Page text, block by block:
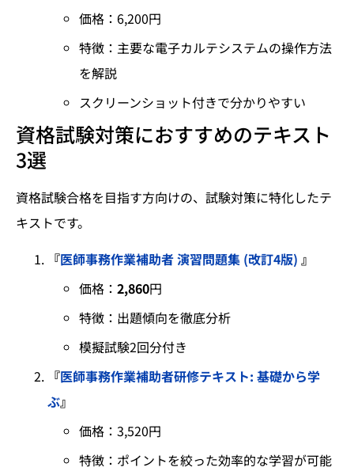
価格：6,200円
特徴：主要な電子カルテシステムの操作方法
を解説
スクリーンショット付きで分かりやすい
資格試験対策におすすめのテキスト
3選
資格試験合格を目指す方向けの、試験対策に特化したテ
キストです。
『医師事務作業補助者 演習問題集 (改訂4版) 』
価格： 2,860円
特徴：出題傾向を徹底分析
模擬試験2回分付き
『医師事務作業補助者研修テキスト: 基礎から学
ぶ』
価格：3,520円
特徴：ポイントを絞った効率的な学習が可能